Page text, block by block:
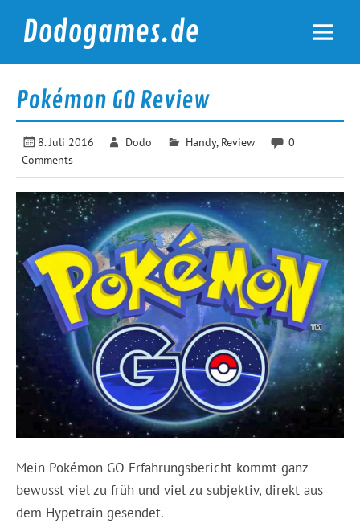
contentDodogames.de
Pokémon GO Review
8. Juli 2016 Dodo Handy, Review
0
Comments
Mein Pokémon GO Erfahrungsbericht kommt ganz
bewusst viel zu früh und viel zu subjektiv, direkt aus
dem Hypetrain gesendet.